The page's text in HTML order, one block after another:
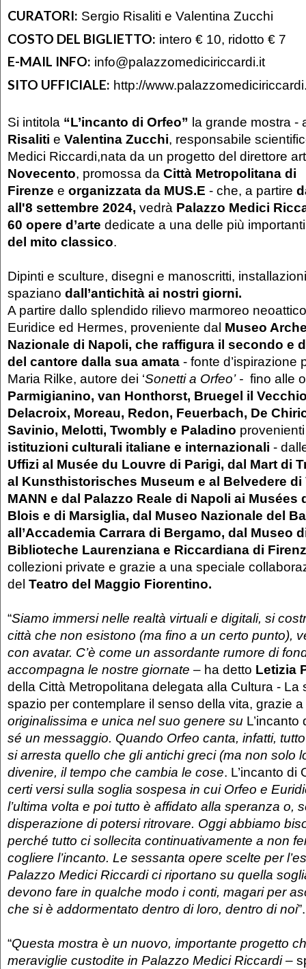
CURATORI: Sergio Risaliti e Valentina Zucchi
COSTO DEL BIGLIETTO: intero € 10, ridotto € 7
E-MAIL INFO: info@palazzomediciriccardi.it
SITO UFFICIALE: http://
Si intitola “L’incanto di Orfeo” la grande mostra -
Risaliti e Valentina Zucchi, responsabile
Medici Riccardi,nata da un progetto del direttore
Novecento, promossa da Città Metropolitana di
Firenze e organizzata da MUS.E - che, a partire
all'8 settembre 2024, vedrà Palazzo Medici
60 opere d’arte dedicate a una delle più
del mito classico.
Dipinti e sculture, disegni e manoscritti,
spaziano dall’antichità ai nostri giorni.
A partire dallo splendido rilievo marmoreo
Euridice ed Hermes, proveniente dal Museo
Nazionale di Napoli, che raffigura il secondo e
del cantore dalla sua amata - fonte d’ispirazione
Maria Rilke, autore dei ‘Sonetti a Orfeo’ - fino alle
Parmigianino, van Honthorst, Bruegel il
Delacroix, Moreau, Redon, Feuerbach, De
Savinio, Melotti, Twombly e Paladino
istituzioni culturali italiane e internazionali -
Uffizi al Musée du Louvre di Parigi, dal Mart di
al Kunsthistorisches Museum e al Belvedere di
MANN e dal Palazzo Reale di Napoli ai Musées
Blois e di Marsiglia, dal Museo Nazionale del
all’Accademia Carrara di Bergamo, dal Museo
Biblioteche Laurenziana e Riccardiana di
collezioni private e grazie a una speciale
del Teatro del Maggio Fiorentino.
“Siamo immersi nelle realtà virtuali e digitali, si
città che non esistono (ma fino a un certo punto),
con avatar. C’è come un assordante rumore di
accompagna le nostre giornate – ha detto Letizia
della Città Metropolitana delegata alla Cultura - La
spazio per contemplare il senso della vita, grazie a
originalissima e unica nel suo genere su
sé un messaggio. Quando Orfeo canta, infatti,
si arresta quello che gli antichi greci (ma non solo
divenire, il tempo che cambia le cose. L’incanto di
certi versi sulla soglia sospesa in cui Orfeo e
l’ultima volta e poi tutto è affidato alla speranza o,
disperazione di potersi ritrovare. Oggi abbiamo
perché tutto ci sollecita continuativamente a non
cogliere l’incanto. Le sessanta opere scelte per
Palazzo Medici Riccardi ci riportano su quella
devono fare in qualche modo i conti, magari per
che si è addormentato dentro di loro, dentro di noi”.
“Questa mostra è un nuovo, importante progetto
meraviglie custodite in Palazzo Medici Riccardi–